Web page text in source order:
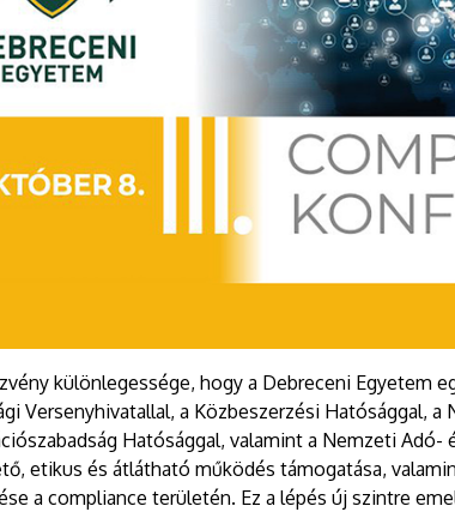
különlegessége, hogy a Debreceni Egyetem
Versenyhivatallal, a Közbeszerzési Hatósággal,
Hatósággal, valamint a Nemzeti Adó-
etikus és átlátható működés támogatása,
a compliance területén. Ez a lépés új szintre